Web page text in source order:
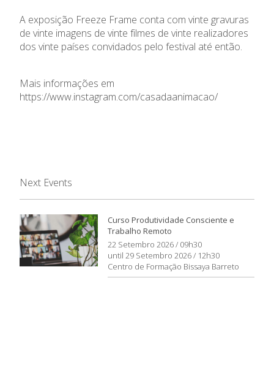
A exposição Freeze Frame conta com vinte gravuras
de vinte imagens de vinte filmes de vinte realizadores
dos vinte países convidados pelo festival até então.
Mais informações em
https://www.instagram.com/casadaanimacao/
Next Events
Curso Produtividade Consciente e
Trabalho Remoto
22 Setembro 2026 / 09h30
until 29 Setembro 2026 / 12h30
Centro de Formação Bissaya Barreto